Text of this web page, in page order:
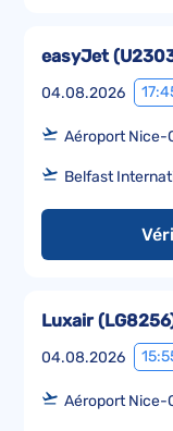
04.08.2026
easyJet(
Aéroport Nice-
Belfast
04.08.2026
Luxair(LG8256
Aéroport Nice-